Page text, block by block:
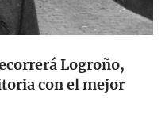
Logroño,
con el mejor